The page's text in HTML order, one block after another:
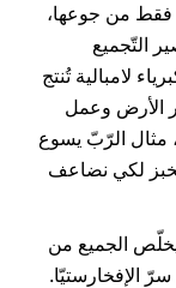
فقط من جوعها،
التّجميع
لامبالية تُنتج
الأرض وعمل
مثال الرّبّ يسوع
لكي نضاعف
الجميع من
الإفخارستيّا.